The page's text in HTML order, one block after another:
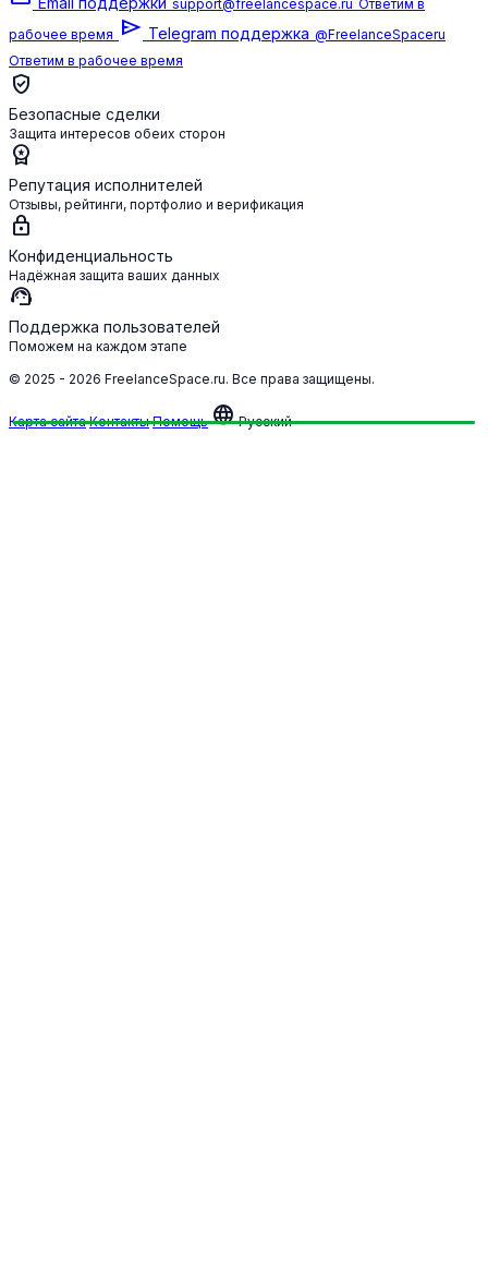
support@freelancespace.ru Ответим в
рабочее время send Telegram поддержка @FreelanceSpaceru
Ответим в рабочее время
verified_user
Безопасные сделки
Защита интересов обеих сторон
workspace_premium
Репутация исполнителей
Отзывы, рейтинги, портфолио и верификация
lock
Конфиденциальность
Надёжная защита ваших данных
support_agent
Поддержка пользователей
Поможем на каждом этапе
© 2025 - 2026 FreelanceSpace.ru. Все права защищены.
Карта сайта Контакты Помощь languageРусский